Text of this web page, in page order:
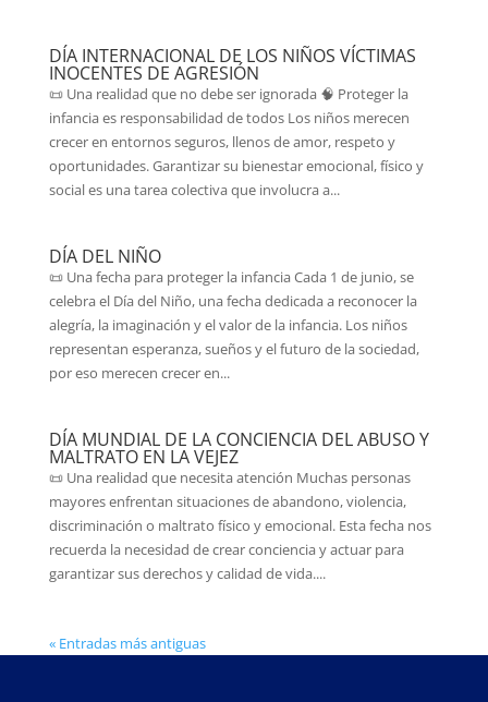
DÍA INTERNACIONAL DE LOS NIÑOS VÍCTIMAS
INOCENTES DE AGRESIÓN
📜 Una realidad que no debe ser ignorada 🧠 Proteger la
infancia es responsabilidad de todos Los niños merecen
crecer en entornos seguros, llenos de amor, respeto y
oportunidades. Garantizar su bienestar emocional, físico y
social es una tarea colectiva que involucra a...
DÍA DEL NIÑO
📜 Una fecha para proteger la infancia Cada 1 de junio, se
celebra el Día del Niño, una fecha dedicada a reconocer la
alegría, la imaginación y el valor de la infancia. Los niños
representan esperanza, sueños y el futuro de la sociedad,
por eso merecen crecer en...
DÍA MUNDIAL DE LA CONCIENCIA DEL ABUSO Y
MALTRATO EN LA VEJEZ
📜 Una realidad que necesita atención Muchas personas
mayores enfrentan situaciones de abandono, violencia,
discriminación o maltrato físico y emocional. Esta fecha nos
recuerda la necesidad de crear conciencia y actuar para
garantizar sus derechos y calidad de vida....
« Entradas más antiguas